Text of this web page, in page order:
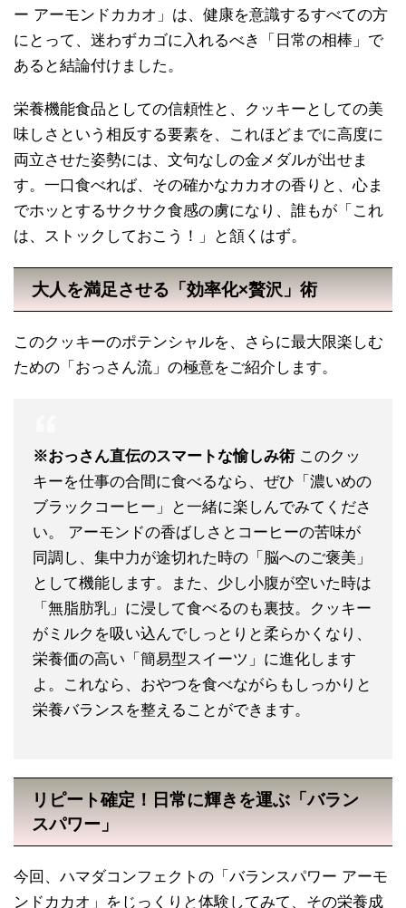
ー アーモンドカカオ」は、健康を意識するすべての方
にとって、迷わずカゴに入れるべき「日常の相棒」で
あると結論付けました。
栄養機能食品としての信頼性と、クッキーとしての美
味しさという相反する要素を、これほどまでに高度に
両立させた姿勢には、文句なしの金メダルが出せま
す。一口食べれば、その確かなカカオの香りと、心ま
でホッとするサクサク食感の虜になり、誰もが「これ
は、ストックしておこう！」と頷くはず。
大人を満足させる「効率化×贅沢」術
このクッキーのポテンシャルを、さらに最大限楽しむ
ための「おっさん流」の極意をご紹介します。
※おっさん直伝のスマートな愉しみ術このクッ
キーを仕事の合間に食べるなら、ぜひ「濃いめの
ブラックコーヒー」と一緒に楽しんでみてくださ
い。 アーモンドの香ばしさとコーヒーの苦味が
同調し、集中力が途切れた時の「脳へのご褒美」
として機能します。また、少し小腹が空いた時は
「無脂肪乳」に浸して食べるのも裏技。クッキー
がミルクを吸い込んでしっとりと柔らかくなり、
栄養価の高い「簡易型スイーツ」に進化します
よ。これなら、おやつを食べながらもしっかりと
栄養バランスを整えることができます。
リピート確定！日常に輝きを運ぶ「バラン
スパワー」
今回、ハマダコンフェクトの「バランスパワー アーモ
ンドカカオ」をじっくりと体験してみて、その栄養成